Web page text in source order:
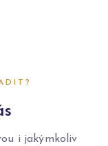
i jakýmkoliv